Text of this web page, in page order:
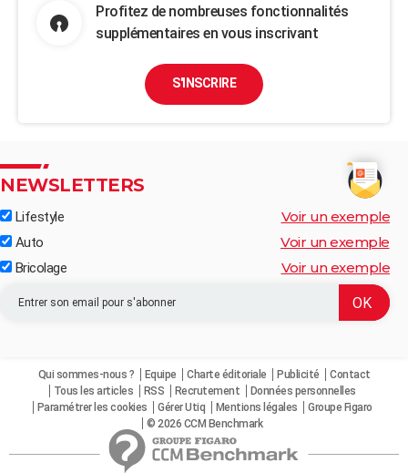
Profitez de nombreuses fonctionnalités
supplémentaires en vous inscrivant
S'INSCRIRE
NEWSLETTERS
Lifestyle Voir un exemple
Auto Voir un exemple
Bricolage Voir un exemple
Qui sommes-nous ? Equipe Charte éditoriale Publicité
Contact
Tous les articles
RSS Recrutement
Données personnelles
Paramétrer les cookies
Gérer Utiq Mentions légales
Groupe Figaro
© 2026 CCM Benchmark